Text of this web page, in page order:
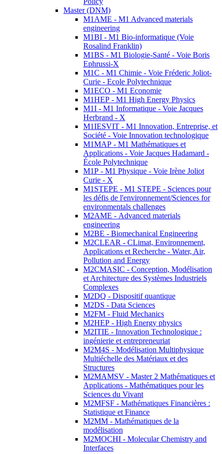
Master (DNM)
M1AME - M1 Advanced materials
engineering
M1BI - M1 Bio-informatique (Voie
Rosalind Franklin)
M1BS - M1 Biologie-Santé - Voie Boris
Ephrussi-X
M1C - M1 Chimie - Voie Fréderic Joliot-
Curie - Ecole Polytechnique
M1ECO - M1 Economie
M1HEP - M1 High Energy Physics
M1I - M1 Informatique - Voie Jacques
Herbrand - X
M1IESVIT - M1 Innovation, Entreprise, et
Société - Voie Innovation technologique
M1MAP - M1 Mathématiques et
Applications - Voie Jacques Hadamard -
École Polytechnique
M1P - M1 Physique - Voie Irène Joliot
Curie - X
M1STEPE - M1 STEPE - Sciences pour
les défis de l'environnement/Sciences for
environmentals challenges
M2AME - Advanced materials
engineering
M2BE - Biomechanical Engineering
M2CLEAR - CLimat, Environnement,
Applications et Recherche - Water, Air,
Pollution and Energy
M2CMASIC - Conception, Modélisation
et Architecture des Systèmes Industriels
Complexes
M2DQ - Dispositif quantique
M2DS - Data Sciences
M2FM - Fluid Mechanics
M2HEP - High Energy physics
M2ITIE - Innovation Technologique :
ingénierie et entrepreneuriat
M2M4S - Modélisation Multiphysique
Multiéchelle des Matériaux et des
Structures
M2MAMSV - Master 2 Mathématiques et
Applications - Mathématiques pour les
Sciences du Vivant
M2MFSF - Mathématiques Financières :
Statistique et Finance
M2MM - Mathématiques de la
modélisation
M2MOCHI - Molecular Chemistry and
Interfaces